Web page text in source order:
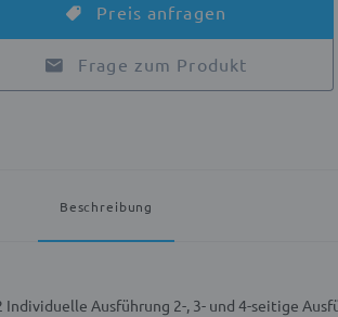
Preis anfragen
Frage zum Produkt
Beschreibung
Individuelle Ausführung 2-, 3- und 4-seitige